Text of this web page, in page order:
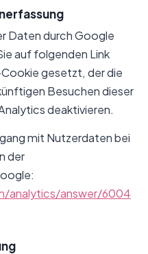
Daten durch Google
auf folgenden Link
gesetzt, der die
Besuchen dieser
deaktivieren.
mit Nutzerdaten bei
der
analytics/answer/6004